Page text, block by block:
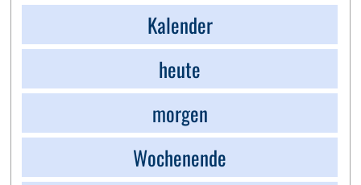
Kalender
heute
morgen
Wochenende